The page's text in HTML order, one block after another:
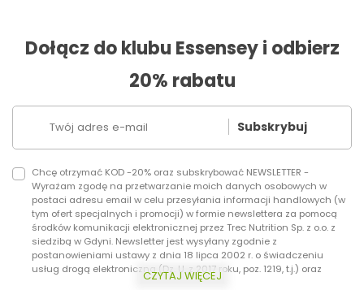
Dołącz do klubu Essensey i odbierz
20% rabatu
Subskrybuj
Chcę otrzymać KOD -20% oraz subskrybować NEWSLETTER -
Wyrażam zgodę na przetwarzanie moich danych osobowych w
postaci adresu email w celu przesyłania informacji handlowych (w
tym ofert specjalnych i promocji) w formie newslettera za pomocą
środków komunikacji elektronicznej przez Trec Nutrition Sp. z o.o. z
siedzibą w Gdyni. Newsletter jest wysyłany zgodnie z
postanowieniami ustawy z dnia 18 lipca 2002 r. o świadczeniu
usług drogą elektroniczną (Dz. U. z 2017 roku, poz. 1219, t.j.) oraz
ustawy z dnia 16 lipca 2004 r. Prawo telekomunikacyjne (Dz.U. z 2017
CZYTAJ WIĘCEJ